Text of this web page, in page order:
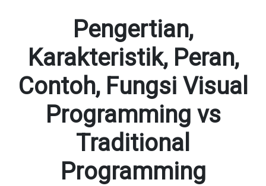
Pengertian,
Karakteristik, Peran,
Contoh, Fungsi Visual
Programming vs
Traditional
Programming